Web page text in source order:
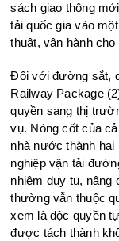
sách giao thông
tải quốc gia vào
thuật, vận hành
Đối với đường sắt,
Railway Package
quyền sang thị
vụ. Nòng cốt của
nhà nước thành hai
nghiệp vận tải
nhiệm duy tu,
thường vẫn thuộc
xem là độc quyền
được tách thành